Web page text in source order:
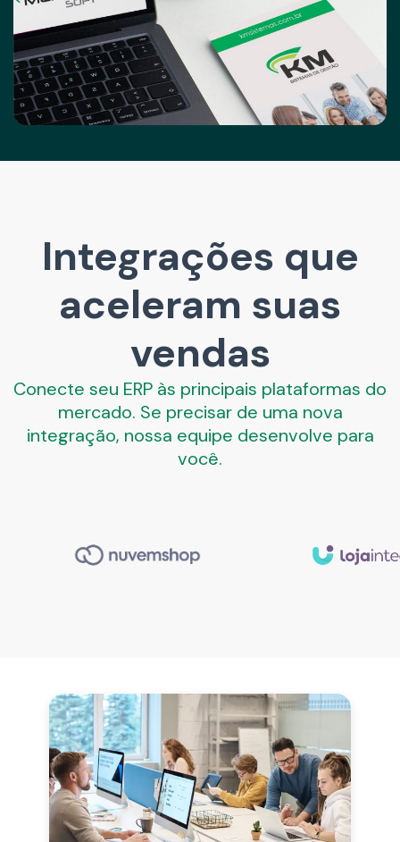
Integrações que
aceleram suas
vendas
Conecte seu ERP às principais plataformas do
mercado. Se precisar de uma nova
integração, nossa equipe desenvolve para
você.